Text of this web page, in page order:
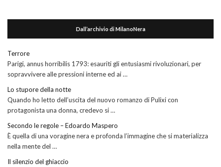
Dall’archivio di MilanoNera
Terrore
Parigi, annus horribilis 1793: esauriti gli entusiasmi rivoluzionari, per
sopravvivere alle pressioni interne ed ai …
Lo stupore della notte
Quando ho letto dell’uscita del nuovo romanzo di Pulixi con
protagonista una donna, credevo si …
Secondo le regole – Edoardo Maspero
È quella di una voragine nera e profonda l’immagine che si materializza
nella mente del …
Il silenzio del ghiaccio